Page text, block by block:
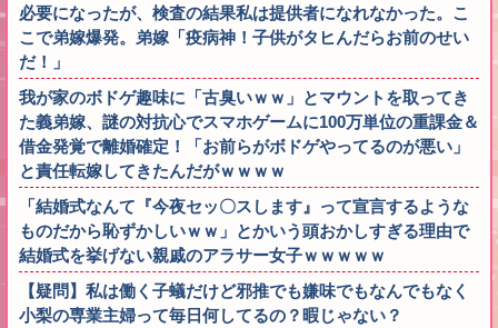
必要になったが、検査の結果私は提供者になれなかった。こ
こで弟嫁爆発。弟嫁「疫病神！子供がタヒんだらお前のせい
だ！」
我が家のボドゲ趣味に「古臭いｗｗ」とマウントを取ってき
た義弟嫁、謎の対抗心でスマホゲームに100万単位の重課金＆
借金発覚で離婚確定！「お前らがボドゲやってるのが悪い」
と責任転嫁してきたんだがｗｗｗｗ
「結婚式なんて『今夜セッ〇スします』って宣言するような
ものだから恥ずかしいｗｗ」とかいう頭おかしすぎる理由で
結婚式を挙げない親戚のアラサー女子ｗｗｗｗｗ
【疑問】私は働く子蟻だけど邪推でも嫌味でもなんでもなく
小梨の専業主婦って毎日何してるの？暇じゃない？